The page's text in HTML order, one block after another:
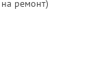
ремонт)